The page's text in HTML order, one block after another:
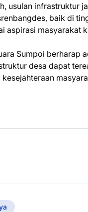
usulan infrastruktur
baik di
aspirasi masyarakat
Sumpoi berharap
desa dapat